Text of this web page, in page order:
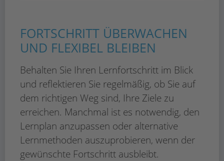
FORTSCHRITT ÜBERWACHEN
UND FLEXIBEL BLEIBEN
Behalten Sie Ihren Lernfortschritt im Blick
und reflektieren Sie regelmäßig, ob Sie auf
dem richtigen Weg sind, Ihre Ziele zu
erreichen. Manchmal ist es notwendig, den
Lernplan anzupassen oder alternative
Lernmethoden auszuprobieren, wenn der
gewünschte Fortschritt ausbleibt.